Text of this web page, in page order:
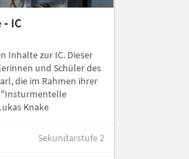
IC
Inhalte zur IC. Dieser
und Schüler des
die im Rahmen ihrer
"Insturmentelle
Knake
Sekundarstufe 2